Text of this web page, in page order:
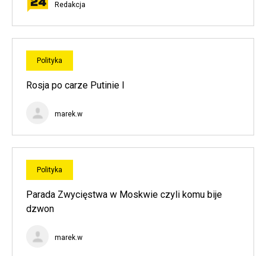
Redakcja
Polityka
Rosja po carze Putinie I
marek.w
Polityka
Parada Zwycięstwa w Moskwie czyli komu bije
dzwon
marek.w